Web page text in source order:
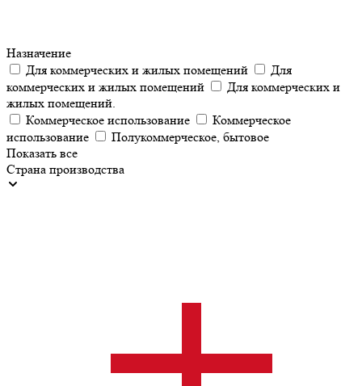
Назначение
Для коммерческих и жилых помещений
Для
коммерческих и жилых помещений
Для коммерческих и
жилых помещений.
Коммерческое использование
Коммерческое
использование
Полукоммерческое, бытовое
Показать все
Страна производства